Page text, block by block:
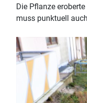
Die Pflanze
muss punktuell